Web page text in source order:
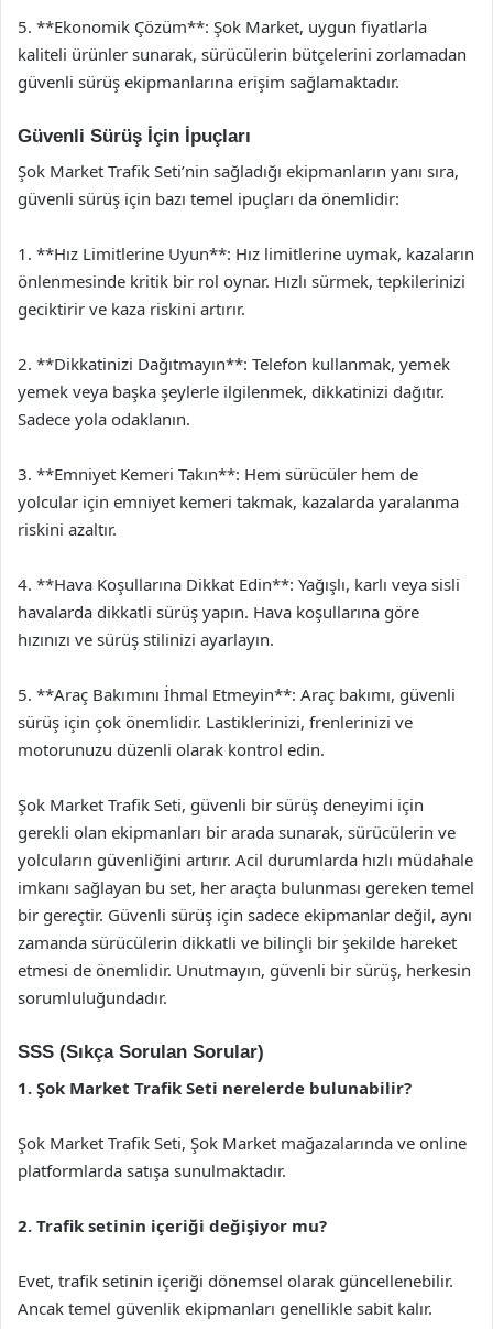
5. **Ekonomik Çözüm**: Şok Market, uygun fiyatlarla
kaliteli ürünler sunarak, sürücülerin bütçelerini zorlamadan
güvenli sürüş ekipmanlarına erişim sağlamaktadır.
Güvenli Sürüş İçin İpuçları
Şok Market Trafik Seti’nin sağladığı ekipmanların yanı sıra,
güvenli sürüş için bazı temel ipuçları da önemlidir:
1. **Hız Limitlerine Uyun**: Hız limitlerine uymak, kazaların
önlenmesinde kritik bir rol oynar. Hızlı sürmek, tepkilerinizi
geciktirir ve kaza riskini artırır.
2. **Dikkatinizi Dağıtmayın**: Telefon kullanmak, yemek
yemek veya başka şeylerle ilgilenmek, dikkatinizi dağıtır.
Sadece yola odaklanın.
3. **Emniyet Kemeri Takın**: Hem sürücüler hem de
yolcular için emniyet kemeri takmak, kazalarda yaralanma
riskini azaltır.
4. **Hava Koşullarına Dikkat Edin**: Yağışlı, karlı veya sisli
havalarda dikkatli sürüş yapın. Hava koşullarına göre
hızınızı ve sürüş stilinizi ayarlayın.
5. **Araç Bakımını İhmal Etmeyin**: Araç bakımı, güvenli
sürüş için çok önemlidir. Lastiklerinizi, frenlerinizi ve
motorunuzu düzenli olarak kontrol edin.
Şok Market Trafik Seti, güvenli bir sürüş deneyimi için
gerekli olan ekipmanları bir arada sunarak, sürücülerin ve
yolcuların güvenliğini artırır. Acil durumlarda hızlı müdahale
imkanı sağlayan bu set, her araçta bulunması gereken temel
bir gereçtir. Güvenli sürüş için sadece ekipmanlar değil, aynı
zamanda sürücülerin dikkatli ve bilinçli bir şekilde hareket
etmesi de önemlidir. Unutmayın, güvenli bir sürüş, herkesin
sorumluluğundadır.
SSS (Sıkça Sorulan Sorular)
1. Şok Market Trafik Seti nerelerde bulunabilir?
Şok Market Trafik Seti, Şok Market mağazalarında ve online
platformlarda satışa sunulmaktadır.
2. Trafik setinin içeriği değişiyor mu?
Evet, trafik setinin içeriği dönemsel olarak güncellenebilir.
Ancak temel güvenlik ekipmanları genellikle sabit kalır.